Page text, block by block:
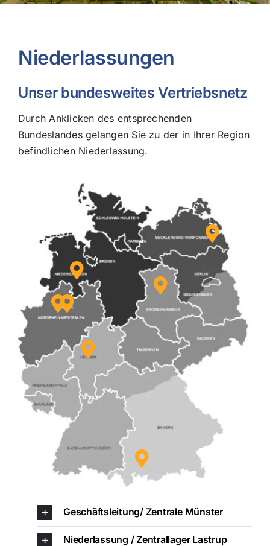
Niederlassungen
Unser bundesweites Vertriebsnetz
Durch Anklicken des entsprechenden
Bundeslandes gelangen Sie zu der in Ihrer Region
befindlichen Niederlassung.
Geschäftsleitung/ Zentrale Münster
Niederlassung / Zentrallager Lastrup